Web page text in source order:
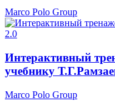
Marco Polo Group
Интерактивный
учебнику
Marco Polo Group